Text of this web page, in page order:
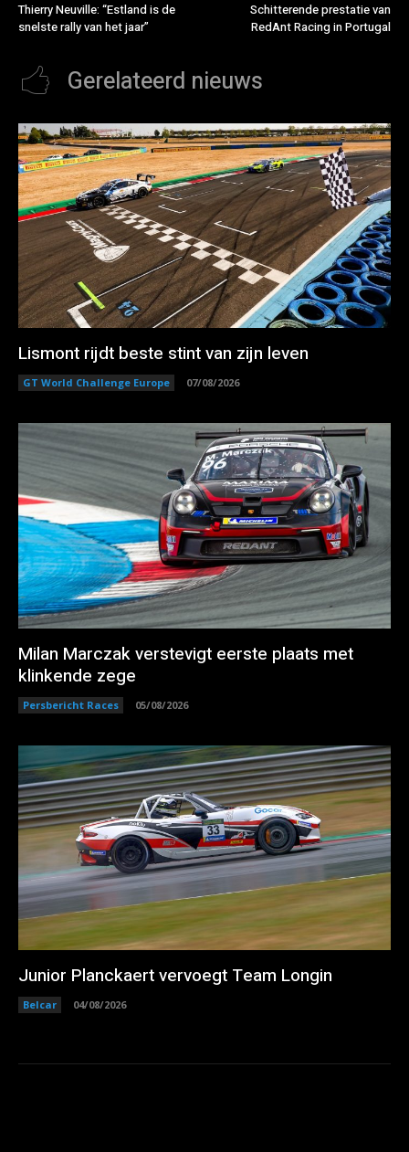
Thierry Neuville: “Estland is de
snelste rally van het jaar”
Schitterende prestatie van
RedAnt Racing in Portugal
Gerelateerd nieuws
Lismont rijdt beste stint van zijn leven
GT World Challenge Europe 07/08/2026
Milan Marczak verstevigt eerste plaats met
klinkende zege
Persbericht Races 05/08/2026
Junior Planckaert vervoegt Team Longin
Belcar 04/08/2026